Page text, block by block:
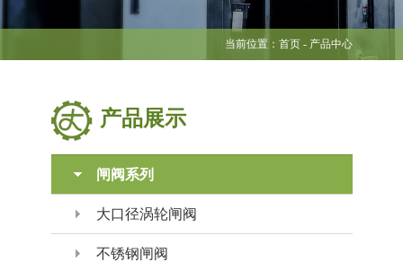
当前位置： 首页- 产品中心
产品展示
闸阀系列
大口径涡轮闸阀
不锈钢闸阀